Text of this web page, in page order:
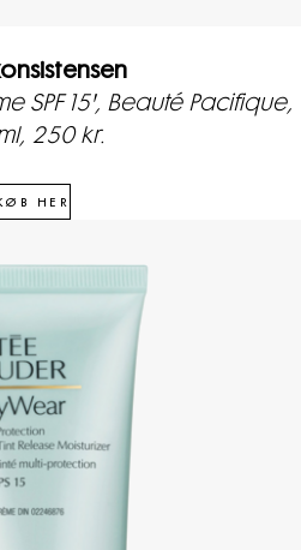
SPF 15', Beauté Pacifique,
250 kr.
HER